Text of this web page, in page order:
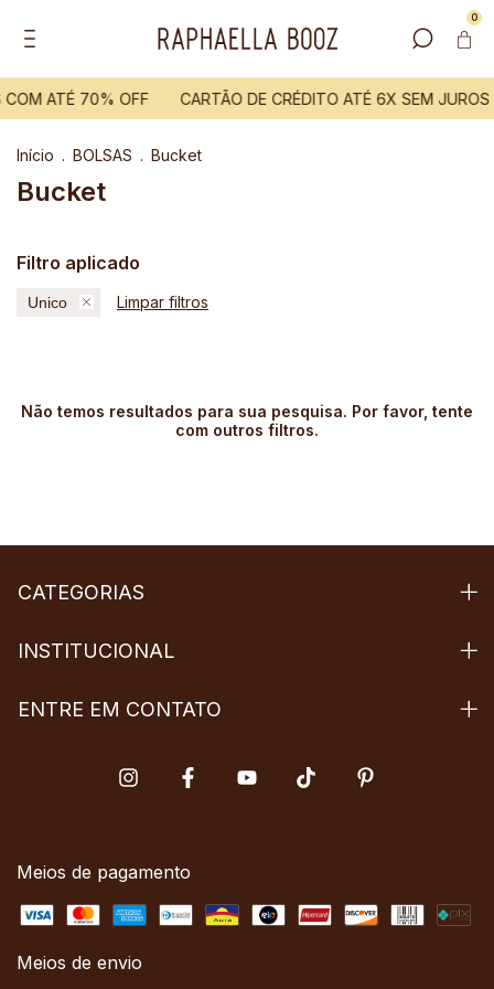
0
COM ATÉ 70% OFF CARTÃO DE CRÉDITO ATÉ 6X SEM
Início . BOLSAS . Bucket
Bucket
Filtro aplicado
Unico Limpar filtros
Não temos resultados para sua pesquisa. Por favor, tente
com outros filtros.
CATEGORIAS
INSTITUCIONAL
ENTRE EM CONTATO
Meios de pagamento
Meios de envio